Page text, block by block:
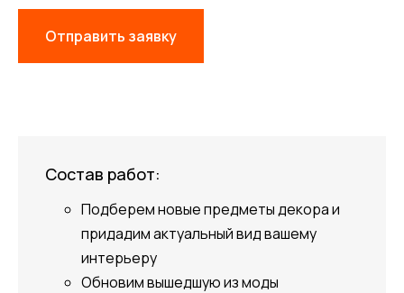
Отправить заявку
Состав работ:
Подберем новые предметы декора и
придадим актуальный вид вашему
интерьеру
Обновим вышедшую из моды